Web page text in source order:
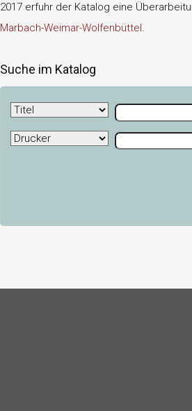
2017 erfuhr der Katalog eine
Marbach-Weimar-Wolfenbüttel.
Suche im Katalog